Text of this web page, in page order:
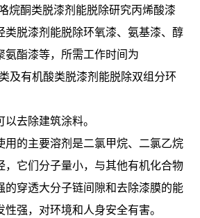
烷酮类脱漆剂能脱除研究丙烯酸漆
类脱漆剂能脱除环氧漆、氨基漆、醇
氨酯漆等，所需工作时间为
及有机酸类脱漆剂能脱除双组分环
去除建筑涂料。
用的主要溶剂是二氯甲烷、二氯乙烷
，它们分子量小，与其他有机化合物
的穿透大分子链间隙和去除漆膜的能
强，对环境和人身安全有害。